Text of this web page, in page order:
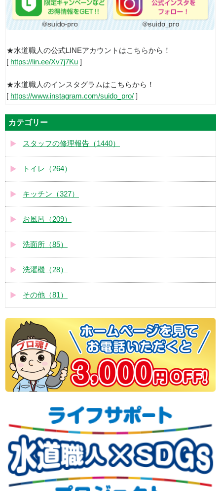
★水道職人の公式LINEアカウントはこちらから！
[ https://lin.ee/Xv7j7Ku ]
★水道職人のインスタグラムはこちらから！
[ https://www.instagram.com/suido_pro/ ]
カテゴリー
スタッフの修理報告（1440）
トイレ（264）
キッチン（327）
お風呂（209）
洗面所（85）
洗濯機（28）
その他（81）